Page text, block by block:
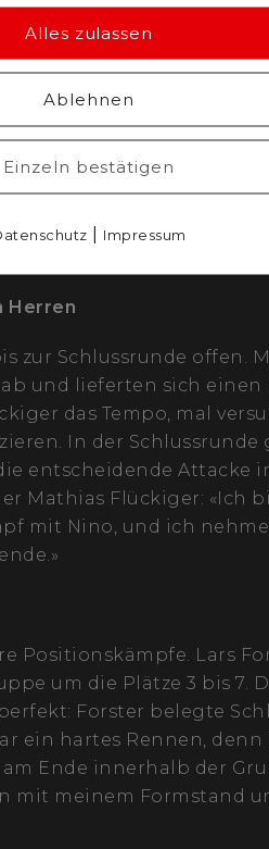
Tempo. Nach einer
und erhöhte selbst
Blöchlinger folgen.
fuhr Rebecca
Rennen in Huttwil
Rennen nächste
Herren
zur Schlussrunde offen.
und lieferten sich
das Tempo, mal
In der
entscheidende Attacke
Mathias Flückiger: «Ich
mit Nino, und ich
Positionskämpfe. Lars
um die Plätze 3 bis 7.
Forster belegte
ein hartes Rennen,
Ende innerhalb der
mit meinem Formstand
Alles zulassen
Ablehnen
Einzeln bestätigen
| Impressum